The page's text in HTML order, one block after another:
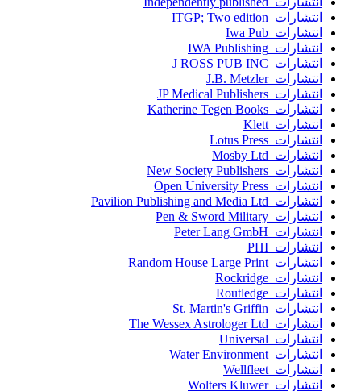
انتشارات ITGP; Two edition
انتشارات Iwa Pub
انتشارات IWA Publishing
انتشارات J ROSS PUB INC
انتشارات J.B. Metzler
انتشارات JP Medical Publishers
انتشارات Katherine Tegen Books
انتشارات Klett
انتشارات Lotus Press
انتشارات Mosby Ltd
انتشارات New Society Publishers
انتشارات Open University Press
انتشارات Pavilion Publishing and Media Ltd
انتشارات Pen & Sword Military
انتشارات Peter Lang GmbH
انتشارات PHI
انتشارات Random House Large Print
انتشارات Rockridge
انتشارات Routledge
انتشارات St. Martin's Griffin
انتشارات The Wessex Astrologer Ltd
انتشارات Universal
انتشارات Water Environment
انتشارات Wellfleet
انتشارات Wolters Kluwer